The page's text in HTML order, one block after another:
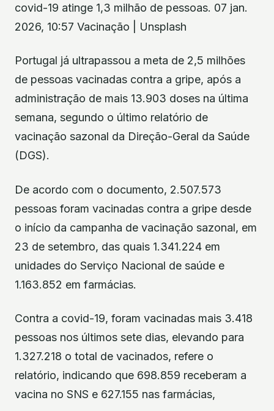
covid-19 atinge 1,3 milhão de pessoas. 07 jan.
2026, 10:57 Vacinação | Unsplash
Portugal já ultrapassou a meta de 2,5 milhões
de pessoas vacinadas contra a gripe, após a
administração de mais 13.903 doses na última
semana, segundo o último relatório de
vacinação sazonal da Direção-Geral da Saúde
(DGS).
De acordo com o documento, 2.507.573
pessoas foram vacinadas contra a gripe desde
o início da campanha de vacinação sazonal, em
23 de setembro, das quais 1.341.224 em
unidades do Serviço Nacional de saúde e
1.163.852 em farmácias.
Contra a covid-19, foram vacinadas mais 3.418
pessoas nos últimos sete dias, elevando para
1.327.218 o total de vacinados, refere o
relatório, indicando que 698.859 receberam a
vacina no SNS e 627.155 nas farmácias,